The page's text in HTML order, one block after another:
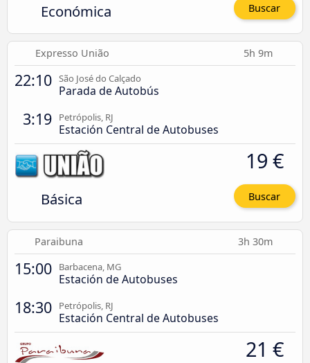
Económica Buscar
Expresso União 5h 9m
22:10 São José do Calçado
Parada de Autobús
3:19 Petrópolis, RJ
Estación Central de Autobuses
Básica
19 €
Buscar
Paraibuna 3h 30m
15:00 Barbacena, MG
Estación de Autobuses
18:30 Petrópolis, RJ
Estación Central de Autobuses
21 €